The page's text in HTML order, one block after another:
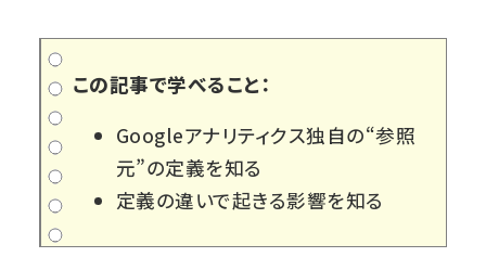
この記事で学べること：
Googleアナリティクス独自の“参照
元”の定義を知る
定義の違いで起きる影響を知る